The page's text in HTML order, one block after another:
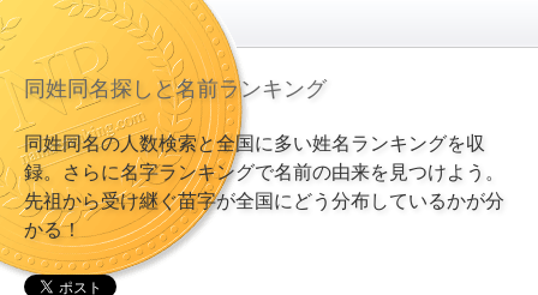
同姓同名探しと名前ランキング
同姓同名の人数検索と全国に多い姓名ランキングを収
録。さらに名字ランキングで名前の由来を見つけよう。
先祖から受け継ぐ苗字が全国にどう分布しているかが分
かる！